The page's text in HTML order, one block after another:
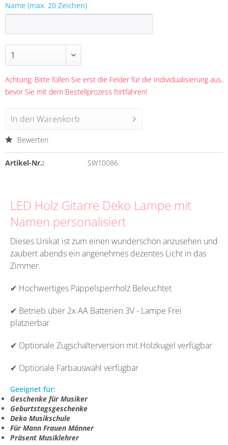
Name (max. 20 Zeichen)
Achtung: Bitte füllen Sie erst die Felder für die Individualisierung aus,
bevor Sie mit dem Bestellprozess fortfahren!
In den Warenkorb
Bewerten
Artikel-Nr.: SW10086
LED Holz Gitarre Deko Lampe mit
Namen personalisiert
Dieses Unikat ist zum einen wunderschön anzusehen und
zaubert abends ein angenehmes dezentes Licht in das
Zimmer.
✔ Hochwertiges Pappelsperrholz Beleuchtet
✔ Betrieb über 2x AA Batterien 3V - Lampe Frei
platzierbar
✔ Optionale Zugschalterversion mit Holzkugel verfügbar
✔ Optionale Farbauswahl verfügbar
Geeignet für:
Geschenke für Musiker
Geburtstagsgeschenke
Deko Musikschule
Für Mann Frauen Männer
Präsent Musiklehrer